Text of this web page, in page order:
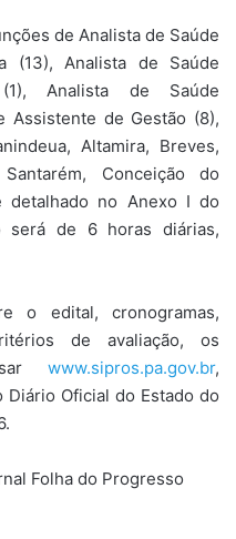
de Analista de Saúde
(13), Analista de Saúde
Analista de Saúde
Assistente de Gestão (8),
Altamira, Breves,
Conceição do
detalhado no Anexo I do
será de 6 horas diárias,
o edital, cronogramas,
de avaliação, os
www.sipros.pa.gov.br,
Oficial do Estado do
Folha do Progresso